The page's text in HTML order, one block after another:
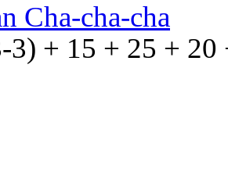
Cha-cha-cha
3) + 15 + 25 +